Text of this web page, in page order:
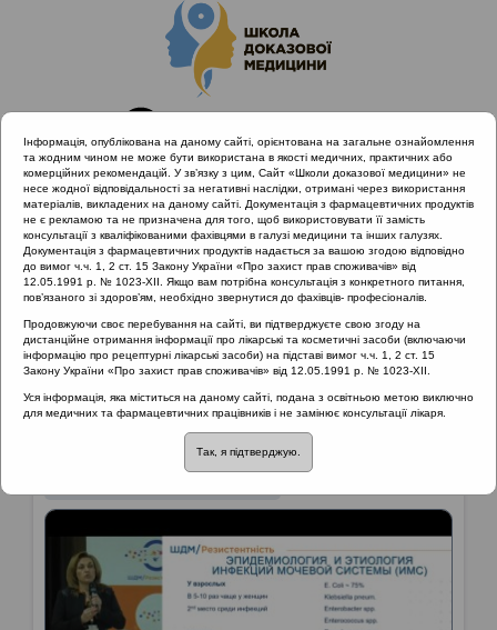
Головна
Матеріали за МКХ-11
16 Хвороби сечостатевої системи
Матеріали за МКХ-11::16 Хвороби
сечостатевої системи
Рубрика:
16 Хвороби сечостатевої системи
Інформація, опублікована на даному сайті, орієнтована на загальне ознайомлення
та жодним чином не може бути використана в якості медичних, практичних або
комерційних рекомендацій. У зв’язку з цим, Сайт «Школи доказової медицини» не
несе жодної відповідальності за негативні наслідки, отримані через використання
матеріалів, викладених на даному сайті. Документація з фармацевтичних продуктів
не є рекламою та не призначена для того, щоб використовувати її замість
консультації з кваліфікованими фахівцями в галузі медицини та інших галузях.
Документація з фармацевтичних продуктів надається за вашою згодою відповідно
до вимог ч.ч. 1, 2 ст. 15 Закону України «Про захист прав споживачів» від
12.05.1991 р. № 1023-XII. Якщо вам потрібна консультація з конкретного питання,
пов’язаного зі здоров’ям, необхідно звернутися до фахівців- професіоналів.
Продовжуючи своє перебування на сайті, ви підтверджуєте свою згоду на
дистанційне отримання інформації про лікарські та косметичні засоби (включаючи
інформацію про рецептурні лікарські засоби) на підставі вимог ч.ч. 1, 2 ст. 15
Закону України «Про захист прав споживачів» від 12.05.1991 р. № 1023-XII.
Уся інформація, яка міститься на даному сайті, подана з освітньою метою виключно
для медичних та фармацевтичних працівників і не замінює консультації лікаря.
Так, я підтверджую.